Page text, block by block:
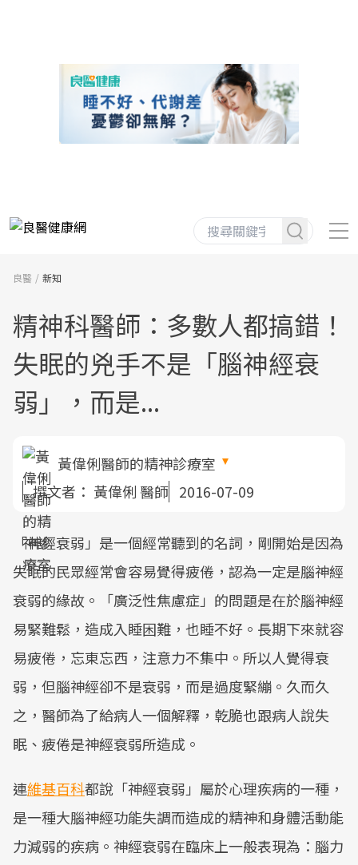
良醫 新知
精神科醫師：多數人都搞錯！
失眠的兇手不是「腦神經衰
弱」，而是...
黃偉俐醫師的精神診療室
撰文者： 黃偉俐 醫師 2016-07-09
「神經衰弱」是一個經常聽到的名詞，剛開始是因為
失眠的民眾經常會容易覺得疲倦，認為一定是腦神經
衰弱的緣故。「廣泛性焦慮症」的問題是在於腦神經
易緊難鬆，造成入睡困難，也睡不好。長期下來就容
易疲倦，忘東忘西，注意力不集中。所以人覺得衰
弱，但腦神經卻不是衰弱，而是過度緊繃。久而久
之，醫師為了給病人一個解釋，乾脆也跟病人說失
眠、疲倦是神經衰弱所造成。
連維基百科都說「神經衰弱」屬於心理疾病的一種，
是一種大腦神經功能失調而造成的精神和身體活動能
力減弱的疾病。神經衰弱在臨床上一般表現為：腦力